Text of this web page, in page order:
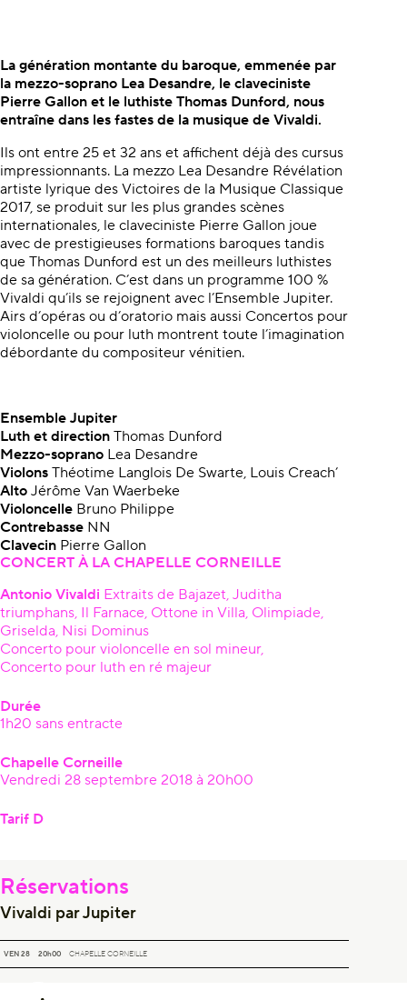
À propos du concert
La génération montante du baroque, emmenée par
la mezzo-soprano Lea Desandre, le claveciniste
Pierre Gallon et le luthiste Thomas Dunford, nous
entraîne dans les fastes de la musique de Vivaldi.
Ils ont entre 25 et 32 ans et affichent déjà des cursus
impressionnants. La mezzo Lea Desandre Révélation
artiste lyrique des Victoires de la Musique Classique
2017, se produit sur les plus grandes scènes
internationales, le claveciniste Pierre Gallon joue
avec de prestigieuses formations baroques tandis
que Thomas Dunford est un des meilleurs luthistes
de sa génération. C’est dans un programme 100 %
Vivaldi qu’ils se rejoignent avec l’Ensemble Jupiter.
Airs d’opéras ou d’oratorio mais aussi Concertos pour
violoncelle ou pour luth montrent toute l’imagination
débordante du compositeur vénitien.
Ensemble Jupiter
Luth et direction Thomas Dunford
Mezzo-soprano Lea Desandre
Violons Théotime Langlois De Swarte, Louis Creach’
Alto Jérôme Van Waerbeke
Violoncelle Bruno Philippe
Contrebasse NN
Clavecin Pierre Gallon
CONCERT À LA CHAPELLE CORNEILLE
Antonio Vivaldi Extraits de Bajazet, Juditha
triumphans, Il Farnace, Ottone in Villa, Olimpiade,
Griselda, Nisi Dominus
Concerto pour violoncelle en sol mineur,
Concerto pour luth en ré majeur
Durée
1h20 sans entracte
Chapelle Corneille
Vendredi 28 septembre 2018 à 20h00
Tarif D
Réservations
Vivaldi par Jupiter
VEN 28 20h00
VIVALDI PAR JUPITERCHAPELLE CORNEILLE